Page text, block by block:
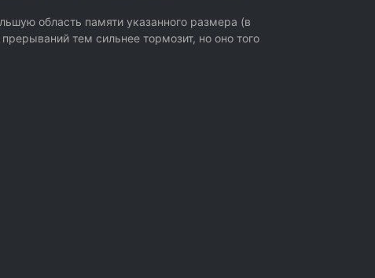
область памяти указанного размера (в
тем сильнее тормозит, но оно того